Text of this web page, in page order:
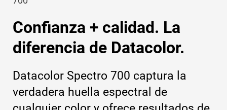
Confianza + calidad. La
diferencia de Datacolor.
Datacolor Spectro 700 captura la
verdadera huella espectral de